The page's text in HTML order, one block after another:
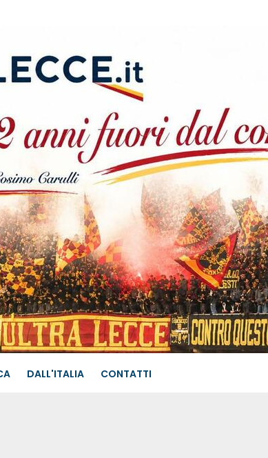
DALL'ITALIA CONTATTI